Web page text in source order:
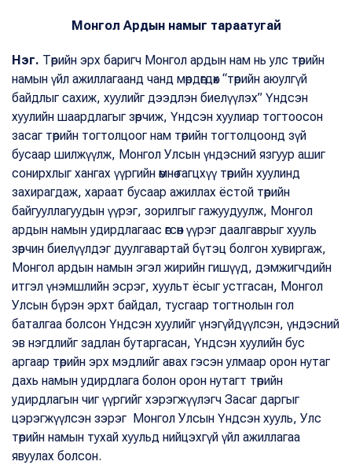
Монгол Ардын намыг тараатугай
Нэг. Төрийн эрх баригч Монгол ардын нам нь улс төрийн
намын үйл ажиллагаанд чанд мөрдөгдөх “төрийн аюулгүй
байдлыг сахиж, хуулийг дээдлэн биелүүлэх” Үндсэн
хуулийн шаардлагыг зөрчиж, Үндсэн хуулиар тогтоосон
засаг төрийн тогтолцоог нам төрийн тогтолцоонд зүй
бусаар шилжүүлж, Монгол Улсын үндэсний язгуур ашиг
сонирхлыг хангах үүргийн өмнө гагцхүү төрийн хуулинд
захирагдаж, хараат бусаар ажиллах ёстой төрийн
байгууллагуудын үүрэг, зорилгыг гажуудуулж, Монгол
ардын намын удирдлагаас өгсөн үүрэг даалгаврыг хууль
зөрчин биелүүлдэг дуулгавартай бүтэц болгон хувиргаж,
Монгол ардын намын эгэл жирийн гишүүд, дэмжигчдийн
итгэл үнэмшлийн эсрэг, хуульт ёсыг устгасан, Монгол
Улсын бүрэн эрхт байдал, тусгаар тогтнолын гол
баталгаа болсон Үндсэн хуулийг үнэгүйдүүлсэн, үндэсний
эв нэгдлийг задлан бутаргасан, Үндсэн хуулийн бус
аргаар төрийн эрх мэдлийг авах гэсэн улмаар орон нутаг
дахь намын удирдлага болон орон нутагт төрийн
удирдлагын чиг үүргийг хэрэгжүүлэгч Засаг даргыг
цэрэгжүүлсэн зэрэг Монгол Улсын Үндсэн хууль, Улс
төрийн намын тухай хуульд нийцэхгүй үйл ажиллагаа
явуулах болсон.